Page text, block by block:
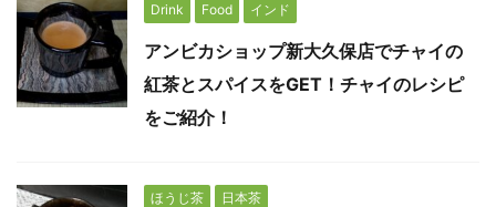
Drink Food インド
アンビカショップ新大久保店でチャイの
紅茶とスパイスをGET！チャイのレシピ
をご紹介！
ほうじ茶 日本茶